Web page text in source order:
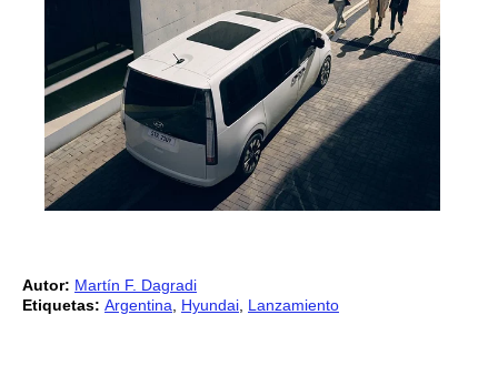
Autor: Martín F. Dagradi
Etiquetas: Argentina, Hyundai, Lanzamiento